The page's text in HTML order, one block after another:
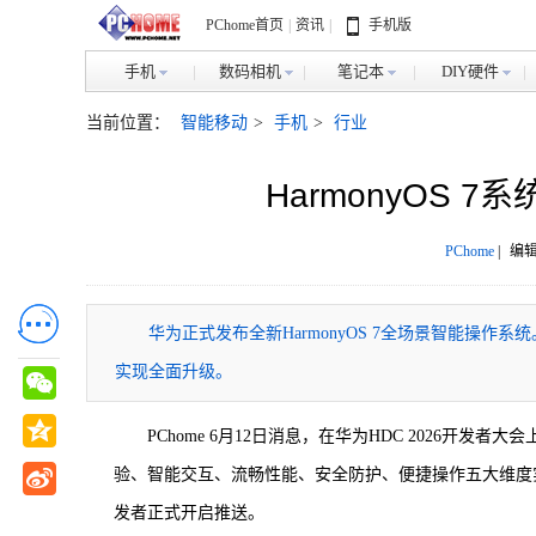
PChome首页 资讯 手机版
手机 数码相机 笔记本 DIY硬件
当前位置： 智能移动 > 手机 > 行业
HarmonyOS 7系
PChome| 编
华为正式发布全新HarmonyOS 7全场景智能操作系
实现全面升级。
PChome 6月12日消息，在华为HDC 2026开发者大
验、智能交互、流畅性能、安全防护、便捷操作五大维
发者正式开启推送。